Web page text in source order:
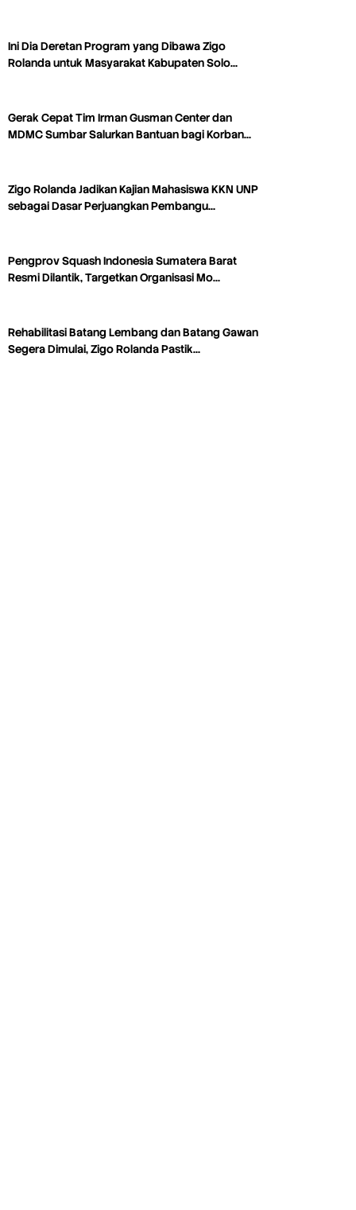
Ini Dia Deretan Program yang Dibawa Zigo
Rolanda untuk Masyarakat Kabupaten Solo…
Gerak Cepat Tim Irman Gusman Center dan
MDMC Sumbar Salurkan Bantuan bagi Korban…
Zigo Rolanda Jadikan Kajian Mahasiswa KKN UNP
sebagai Dasar Perjuangkan Pembangu…
Pengprov Squash Indonesia Sumatera Barat
Resmi Dilantik, Targetkan Organisasi Mo…
Rehabilitasi Batang Lembang dan Batang Gawan
Segera Dimulai, Zigo Rolanda Pastik…